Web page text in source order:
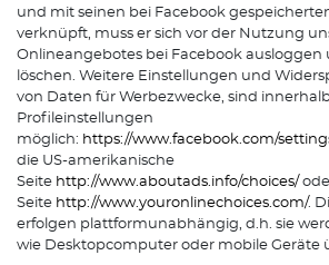
und mit seinen bei Facebook
verknüpft, muss er sich vor der Nutzung
Onlineangebotes bei Facebook ausloggen
löschen. Weitere Einstellungen und
von Daten für Werbezwecke, sind
Profileinstellungen
möglich: https://www.facebook.com/
die US-amerikanische
Seite http://www.aboutads.info/choices/
Seite http://www.youronlinechoices.com/.
erfolgen plattformunabhängig, d.h. sie
wie Desktopcomputer oder mobile Geräte